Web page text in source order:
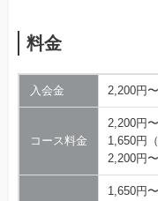
料金
入会金 2,200円
コース料金
2,200円
1,650円
2,200円
1,650円